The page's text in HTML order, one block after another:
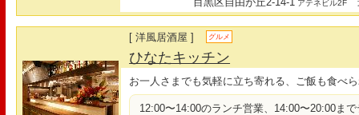
アテネビル2F
[ 洋風居酒屋 ] グルメ
ひなたキッチン
お一人さまでも気軽に立ち寄れる、ご飯も食べ
12:00〜14:00のランチ営業、14:00〜20:00ま